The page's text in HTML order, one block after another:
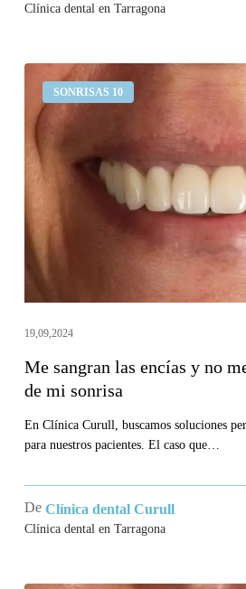
Clínica dental en Tarragona
SONRISAS 10
sangran
las
encías
me
gusta
estética
de
19,09,2024
Me sangran las encías y no
de mi sonrisa
En Clínica Curull, buscamos soluciones
para nuestros pacientes. El caso que…
De Clínica dental Curull
Clínica dental en Tarragona